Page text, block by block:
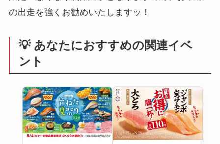
の出走を強くお勧めいたしますッ！
💡 あなたにおすすめの関連イベ
ント